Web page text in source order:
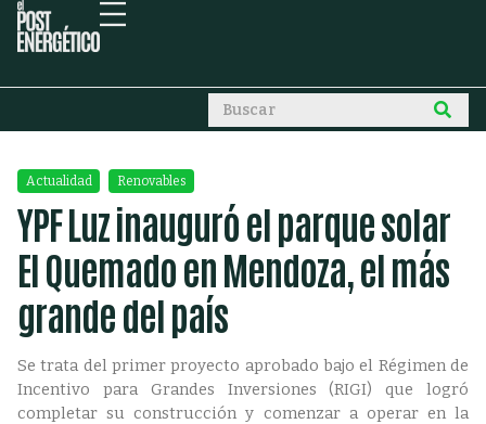
Actualidad Renovables
YPF Luz inauguró el parque solar
El Quemado en Mendoza, el más
grande del país
Se trata del primer proyecto aprobado bajo el Régimen de
Incentivo para Grandes Inversiones (RIGI) que logró
completar su construcción y comenzar a operar en la